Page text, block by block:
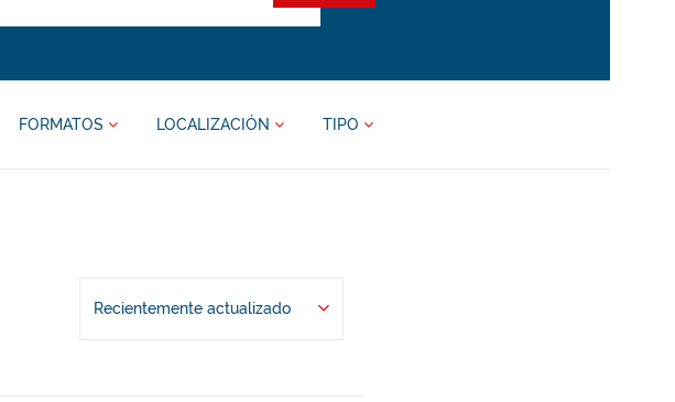
FORMATOS LOCALIZACIÓN TIPO
Recientemente actualizado